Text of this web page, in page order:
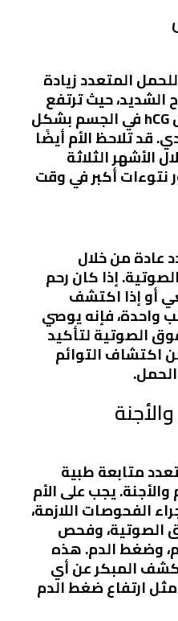
المتعدد زيادة
الشديد، حيث ترتفع
مستويات هرمون الحمل hCG في الجسم بشكل
قد تلاحظ الأم أيضًا
الأشهر الثلاثة
نتوءات أكبر في وقت
عادة من خلال
إذا كان رحم
أو إذا اكتشف
واحدة، فإنه يوصي
الصوتية لتأكيد
اكتشاف التوائم
متابعة طبية
يجب على الأم
الفحوصات اللازمة،
الصوتية، وفحص
وضغط الدم. هذه
المبكر عن أي
ارتفاع ضغط الدم